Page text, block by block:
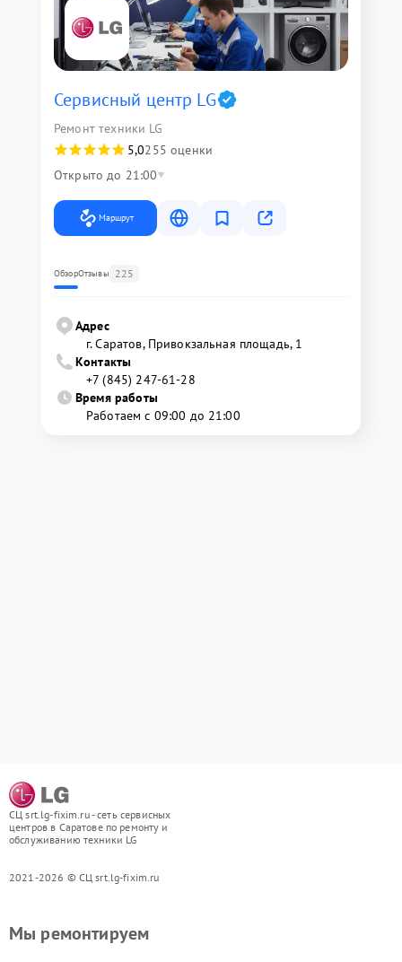
Сервисный центр LG
Ремонт техники LG
5,0255 оценки
Открыто до 21:00
Маршрут
ОбзорОтзывы 225
Адрес
г. Саратов, Привокзальная площадь, 1
Контакты
+7 (845) 247-61-28
Время работы
Работаем с 09:00 до 21:00
СЦ srt.lg-fixim.ru - сеть сервисных
центров в Саратове по ремонту и
обслуживанию техники LG
2021-2026 © СЦ srt.lg-fixim.ru
Мы ремонтируем